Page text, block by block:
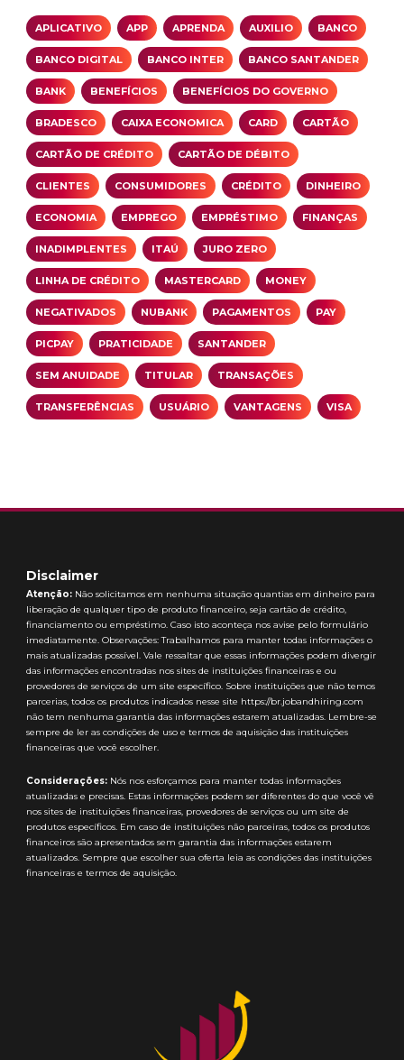
APLICATIVO APP APRENDA AUXILIO BANCO
BANCO DIGITAL BANCO INTER BANCO SANTANDER
BANK BENEFÍCIOS BENEFÍCIOS DO GOVERNO
BRADESCO CAIXA ECONOMICA CARD CARTÃO
CARTÃO DE CRÉDITO CARTÃO DE DÉBITO
CLIENTES CONSUMIDORES CRÉDITO DINHEIRO
ECONOMIA EMPREGO EMPRÉSTIMO FINANÇAS
INADIMPLENTES ITAÚ JURO ZERO
LINHA DE CRÉDITO MASTERCARD MONEY
NEGATIVADOS NUBANK PAGAMENTOS PAY
PICPAY PRATICIDADE SANTANDER
SEM ANUIDADE TITULAR TRANSAÇÕES
TRANSFERÊNCIAS USUÁRIO VANTAGENS VISA
Disclaimer
Atenção: Não solicitamos em nenhuma situação quantias em dinheiro para
liberação de qualquer tipo de produto financeiro, seja cartão de crédito,
financiamento ou empréstimo. Caso isto aconteça nos avise pelo formulário
imediatamente. Observações: Trabalhamos para manter todas informações o
mais atualizadas possível. Vale ressaltar que essas informações podem divergir
das informações encontradas nos sites de instituições financeiras e ou
provedores de serviços de um site específico. Sobre instituições que não temos
parcerias, todos os produtos indicados nesse site https://br.jobandhiring.com
não tem nenhuma garantia das informações estarem atualizadas. Lembre-se
sempre de ler as condições de uso e termos de aquisição das instituições
financeiras que você escolher.
Considerações: Nós nos esforçamos para manter todas informações
atualizadas e precisas. Estas informações podem ser diferentes do que você vê
nos sites de instituições financeiras, provedores de serviços ou um site de
produtos específicos. Em caso de instituições não parceiras, todos os produtos
financeiros são apresentados sem garantia das informações estarem
atualizados. Sempre que escolher sua oferta leia as condições das instituições
financeiras e termos de aquisição.